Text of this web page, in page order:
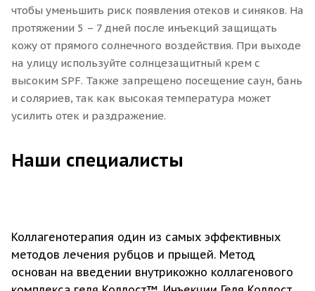
чтобы уменьшить риск появления отеков и синяков. На
протяжении 5 – 7 дней после инъекций защищать
кожу от прямого солнечного воздействия. При выходе
на улицу используйте солнцезащитный крем с
высоким SPF. Также запрещено посещение саун, бань
и соляриев, так как высокая температура может
усилить отек и раздражение.
Наши специалисты
Коллагенотерапия один из самых эффективных
методов лечения рубцов и прыщей. Метод
основан на введении внутрикожно коллагенового